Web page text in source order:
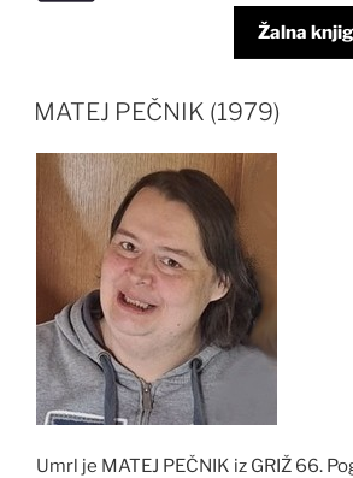
Žalna
MATEJ PEČNIK (1979)
Umrl je MATEJ PEČNIK iz GRIŽ 66.